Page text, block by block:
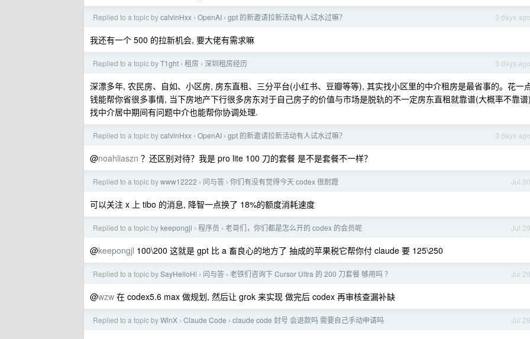
3 days ago
Replied to a topic bycalvinHxx › OpenAI › gpt 的新邀请拉新活动有人试水过嘛？
我还有一个 500 的拉新机会, 要大佬有需求嘛
3 days ago
Replied to a topic byT1ght › 租房 › 深圳租房经历
深漂多年, 农民房、自如、小区房, 房东直租、三分平台(小红书、豆瓣等等), 其实找小区里的中介租房是最省事的。花一
钱能帮你省很多事情, 当下房地产下行很多房东对于自己房子的价值与市场是脱轨的不一定房东直租就靠谱(大概率不靠谱
找中介居中期间有问题中介也能帮你协调处理.
3 days ago
Replied to a topic bycalvinHxx › OpenAI › gpt 的新邀请拉新活动有人试水过嘛？
@noahliaszn ？还区别对待？我是 pro lite 100 刀的套餐 是不是套餐不一样？
Jul 30
Replied to a topic bywww12222 › 问与答 › 你们有没有觉得今天 codex 很耐蹬
可以关注 x 上 tibo 的消息, 降智一点换了 18%的额度消耗速度
Jul 29
Replied to a topic bykeepongjl › 程序员 › 老哥们，你们都是怎么开的 codex 的会员呢
@keepongjl 100\200 这就是 gpt 比 a 畜良心的地方了 抽成的苹果税它帮你付 claude 要 125\250
Jul 29
Replied to a topic bySayHelloHi › 问与答 › 老铁们咨询下 Cursor Ultra 的 200 刀套餐 够用吗 ？
@wzw 在 codex5.6 max 做规划, 然后让 grok 来实现 做完后 codex 再审核查漏补缺
Jul 29
Replied to a topic byWinX › Claude Code › claude code 封号 会退款吗 需要自己手动申请吗